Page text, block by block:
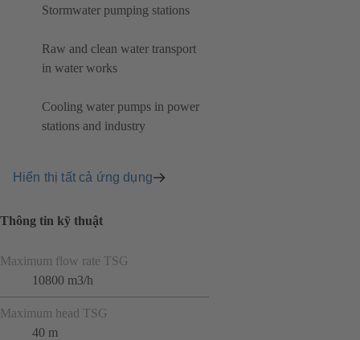
Stormwater pumping stations
Raw and clean water transport
in water works
Cooling water pumps in power
stations and industry
Hiển thị tất cả ứng dụng
Thông tin kỹ thuật
Maximum flow rate TSG
10800 m3/h
Maximum head TSG
40 m